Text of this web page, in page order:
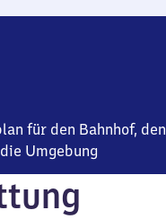
für den Bahnhof, den
Umgebung